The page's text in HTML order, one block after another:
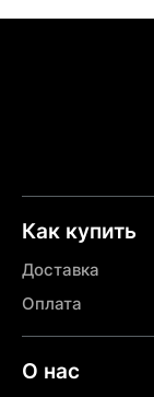
Как купить
Доставка
Оплата
О нас